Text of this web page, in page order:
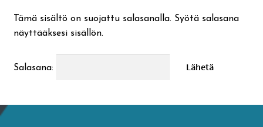
Ateria- ja välipalamaksut
Tämä sisältö on suojattu salasanalla. Syötä salasana
näyttääksesi sisällön.
Salasana: